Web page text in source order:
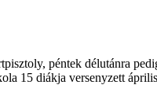
péntek délutánra
15 diákja versenyzett